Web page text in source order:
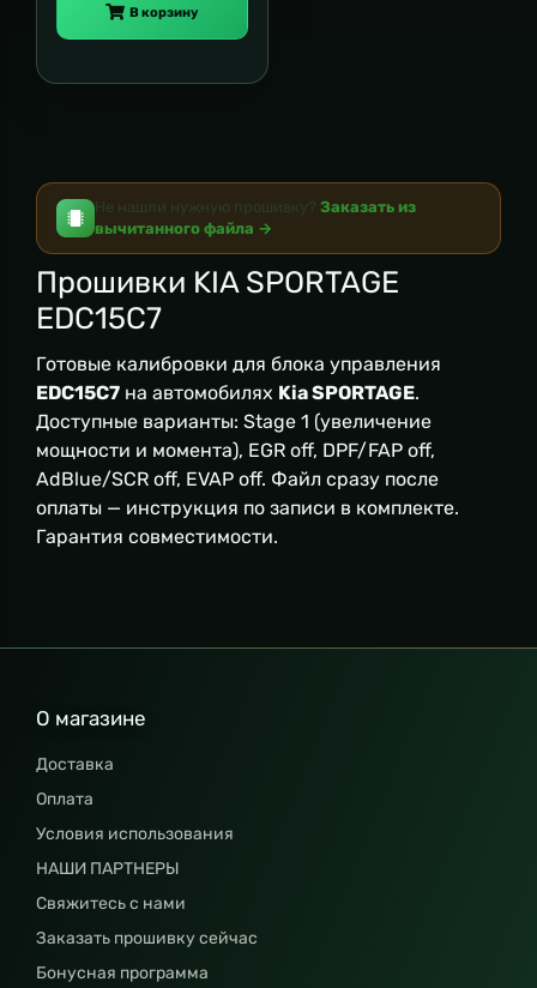
В корзину
Не нашли нужную прошивку? Заказать из
вычитанного файла →
Прошивки KIA SPORTAGE
EDC15C7
Готовые калибровки для блока управления
EDC15C7 на автомобилях Kia SPORTAGE.
Доступные варианты: Stage 1 (увеличение
мощности и момента), EGR off, DPF/FAP off,
AdBlue/SCR off, EVAP off. Файл сразу после
оплаты — инструкция по записи в комплекте.
Гарантия совместимости.
О магазине
Доставка
Оплата
Условия использования
НАШИ ПАРТНЕРЫ
Свяжитесь с нами
Заказать прошивку сейчас
Бонусная программа